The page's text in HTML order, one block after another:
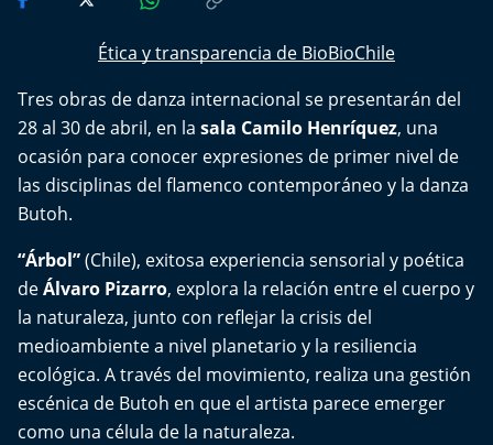
Más de 100 Días
Tu Mereces Ser Feliz
Efemérides
Cultura y Espectáculos
Del Fin del Mundo
Deportes
Conexión Digital
La Ruta del Pulsar
Ética y transparencia de BioBioChile
Tres obras de danza internacional se presentarán del
28 al 30 de abril, en la sala Camilo Henríquez, una
ocasión para conocer expresiones de primer nivel de
las disciplinas del flamenco contemporáneo y la danza
Butoh.
“Árbol”(Chile), exitosa experiencia sensorial y poética
deÁlvaro Pizarro, explora la relación entre el cuerpo y
la naturaleza, junto con reflejar la crisis del
medioambiente a nivel planetario y la resiliencia
ecológica. A través del movimiento, realiza una gestión
escénica de Butoh en que el artista parece emerger
como una célula de la naturaleza.